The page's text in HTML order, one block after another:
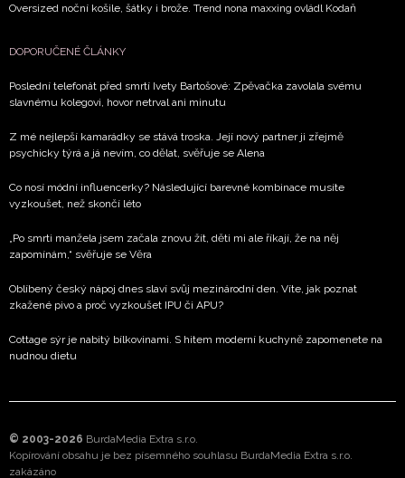
Oversized noční košile, šátky i brože. Trend nona maxxing ovládl Kodaň
DOPORUČENÉ ČLÁNKY
Poslední telefonát před smrtí Ivety Bartošové: Zpěvačka zavolala svému
slavnému kolegovi, hovor netrval ani minutu
Z mé nejlepší kamarádky se stává troska. Její nový partner ji zřejmě
psychicky týrá a já nevím, co dělat, svěřuje se Alena
Co nosí módní influencerky? Následující barevné kombinace musíte
vyzkoušet, než skončí léto
„Po smrti manžela jsem začala znovu žít, děti mi ale říkají, že na něj
zapomínám,“ svěřuje se Věra
Oblíbený český nápoj dnes slaví svůj mezinárodní den. Víte, jak poznat
zkažené pivo a proč vyzkoušet IPU či APU?
Cottage sýr je nabitý bílkovinami. S hitem moderní kuchyně zapomenete na
nudnou dietu
© 2003-2026 BurdaMedia Extra s.r.o.
Kopírování obsahu je bez písemného souhlasu BurdaMedia Extra s.r.o.
zakázáno